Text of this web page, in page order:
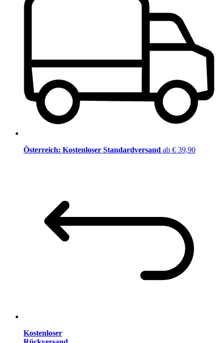
Österreich: Kostenloser Standardversand ab € 39,90
Kostenloser